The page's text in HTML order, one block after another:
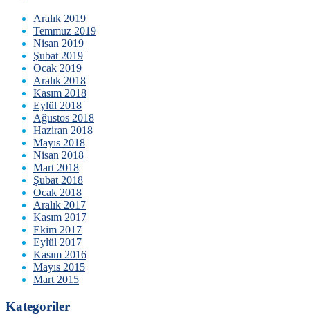
Aralık 2019
Temmuz 2019
Nisan 2019
Şubat 2019
Ocak 2019
Aralık 2018
Kasım 2018
Eylül 2018
Ağustos 2018
Haziran 2018
Mayıs 2018
Nisan 2018
Mart 2018
Şubat 2018
Ocak 2018
Aralık 2017
Kasım 2017
Ekim 2017
Eylül 2017
Kasım 2016
Mayıs 2015
Mart 2015
Kategoriler